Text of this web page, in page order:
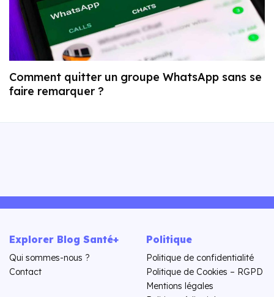
Comment quitter un groupe WhatsApp sans se
faire remarquer ?
Explorer Blog Santé+
Qui sommes-nous ?
Contact
Politique
Politique de confidentialité
Politique de Cookies – RGPD
Mentions légales